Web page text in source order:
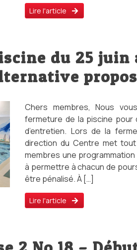
Lire l'article
du 25 juin
Chers membres, Nous
fermeture de la piscine pour
d’entretien. Lors de la
direction du Centre met
membres une
à permettre à chacun de
être pénalisé. À […]
Lire l'article